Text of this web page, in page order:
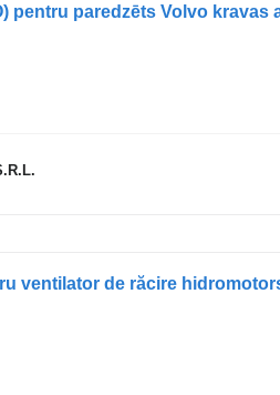
pentru paredzēts Volvo kravas